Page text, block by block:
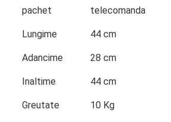
pachet
telecomanda
Lungime 44 cm
Adancime 28 cm
Inaltime 44 cm
Greutate 10 Kg